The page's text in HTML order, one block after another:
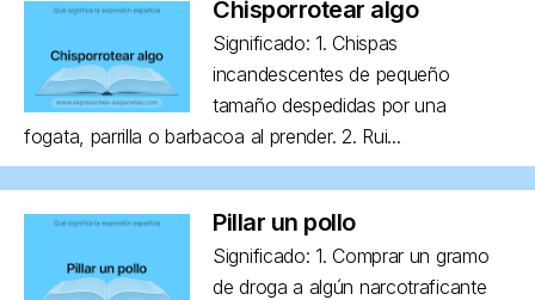
Chisporrotear algo
Significado: 1. Chispas
incandescentes de pequeño
tamaño despedidas por una
fogata, parrilla o barbacoa al prender. 2. Rui...
Pillar un pollo
Significado: 1. Comprar un gramo
de droga a algún narcotraficante